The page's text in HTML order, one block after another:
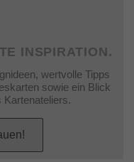
INSPIRATION.
wertvolle Tipps
sowie ein Blick
Kartenateliers.